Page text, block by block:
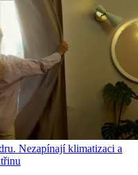
Nezapínají klimatizaci a